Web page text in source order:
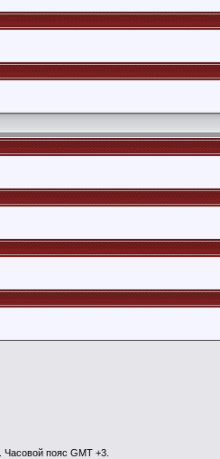
. Часовой пояс GMT +3.